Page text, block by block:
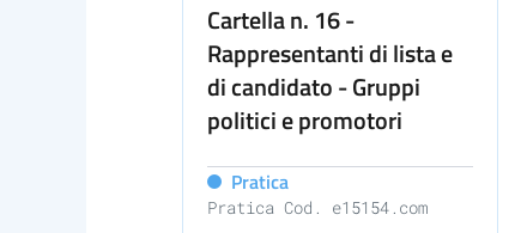
Cartella n. 16 -
Rappresentanti di lista e
di candidato - Gruppi
politici e promotori
Pratica
Pratica Cod. e15154.com